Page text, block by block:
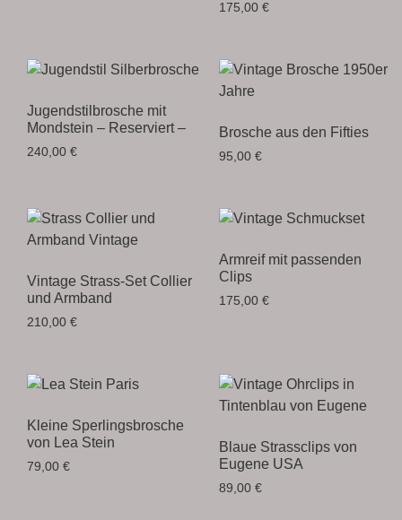
175,00 €
Jugendstilbrosche mit
Mondstein – Reserviert –
240,00 €
Brosche aus den Fifties
95,00 €
Vintage Strass-Set Collier
und Armband
210,00 €
Armreif mit passenden
Clips
175,00 €
Kleine Sperlingsbrosche
von Lea Stein
79,00 €
Blaue Strassclips von
Eugene USA
89,00 €